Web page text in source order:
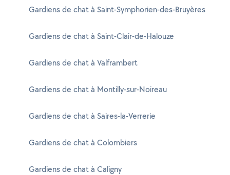
Gardiens de chat à Saint-Symphorien-des-Bruyères
Gardiens de chat à Saint-Clair-de-Halouze
Gardiens de chat à Valframbert
Gardiens de chat à Montilly-sur-Noireau
Gardiens de chat à Saires-la-Verrerie
Gardiens de chat à Colombiers
Gardiens de chat à Caligny